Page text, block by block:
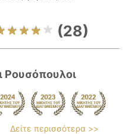
(28)
Ρουσόπουλοι
Δείτε περισσότερα >>